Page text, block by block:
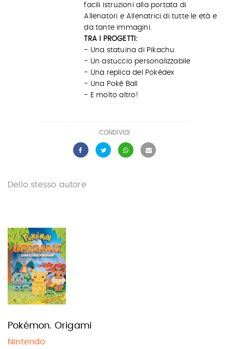
facili istruzioni alla portata di
Allenatori e Allenatrici di tutte le età e
da tante immagini.
TRA I PROGETTI:
- Una statuina di Pikachu
- Un astuccio personalizzabile
- Una replica del Pokédex
- Una Poké Ball
- E molto altro!
CONDIVIDI
Dello stesso autore
Pokémon. Origami
Nintendo